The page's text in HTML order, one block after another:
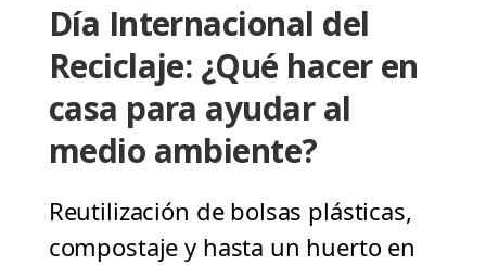
Día Internacional del
Reciclaje: ¿Qué hacer en
casa para ayudar al
medio ambiente?
Reutilización de bolsas plásticas,
compostaje y hasta un huerto en